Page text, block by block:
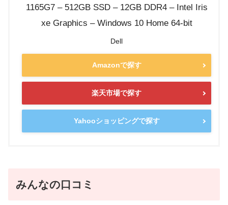
1165G7 – 512GB SSD – 12GB DDR4 – Intel Iris
xe Graphics – Windows 10 Home 64-bit
Dell
Amazonで探す
楽天市場で探す
Yahooショッピングで探す
みんなの口コミ